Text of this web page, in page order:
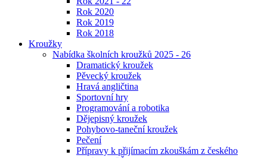
Rok 2020
Rok 2019
Rok 2018
Kroužky
Nabídka školních kroužků 2025 - 26
Dramatický kroužek
Pěvecký kroužek
Hravá angličtina
Sportovní hry
Programování a robotika
Dějepisný kroužek
Pohybovo-taneční kroužek
Pečení
Přípravy k přijímacím zkouškám z českého